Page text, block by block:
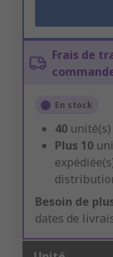
Frais de
En stock
40
Plus 10
Besoin de
dates de